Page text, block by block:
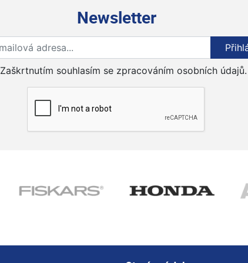
Newsletter
Přihlaste se k odběru novinek
Zaškrtnutím souhlasím se zpracováním osobních údajů.